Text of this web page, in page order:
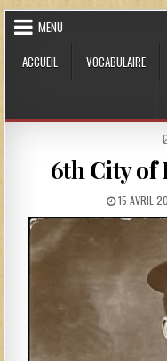
Skip to content
MENU
ACCUEIL
VOCABULAIRE
6th City of
15 AVRIL